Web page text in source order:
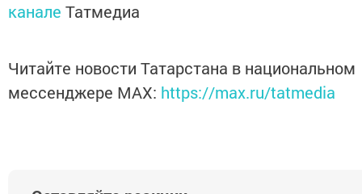
канале Татмедиа
Читайте новости Татарстана в национальном
мессенджере MАХ: https://max.ru/tatmedia